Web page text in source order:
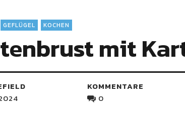
GEFLÜGEL KOCHEN
mit
KOMMENTARE
0